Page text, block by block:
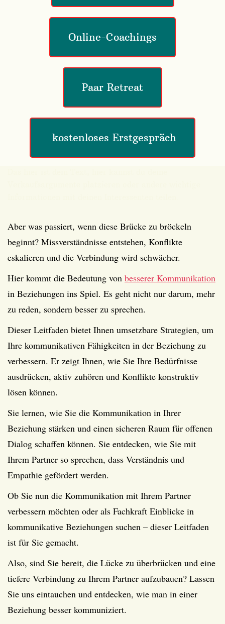
Online-Coachings
Paar Retreat
kostenloses Erstgespräch
Aber was passiert, wenn diese Brücke zu bröckeln
beginnt? Missverständnisse entstehen, Konflikte
eskalieren und die Verbindung wird schwächer.
Hier kommt die Bedeutung von besserer Kommunikation
in Beziehungen ins Spiel. Es geht nicht nur darum, mehr
zu reden, sondern besser zu sprechen.
Dieser Leitfaden bietet Ihnen umsetzbare Strategien, um
Ihre kommunikativen Fähigkeiten in der Beziehung zu
verbessern. Er zeigt Ihnen, wie Sie Ihre Bedürfnisse
ausdrücken, aktiv zuhören und Konflikte konstruktiv
lösen können.
Sie lernen, wie Sie die Kommunikation in Ihrer
Beziehung stärken und einen sicheren Raum für offenen
Dialog schaffen können. Sie entdecken, wie Sie mit
Ihrem Partner so sprechen, dass Verständnis und
Empathie gefördert werden.
Ob Sie nun die Kommunikation mit Ihrem Partner
verbessern möchten oder als Fachkraft Einblicke in
kommunikative Beziehungen suchen – dieser Leitfaden
ist für Sie gemacht.
Also, sind Sie bereit, die Lücke zu überbrücken und eine
tiefere Verbindung zu Ihrem Partner aufzubauen? Lassen
Sie uns eintauchen und entdecken, wie man in einer
Beziehung besser kommuniziert.